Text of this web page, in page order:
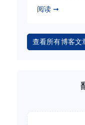
阅读 ➞
查看所有博客文